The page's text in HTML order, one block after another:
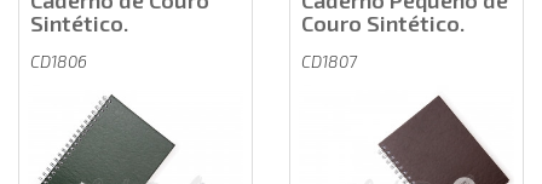
Sintético.
CD1806
Couro Sintético.
CD1807